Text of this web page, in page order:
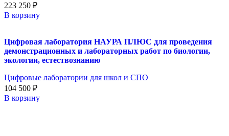
223 250 ₽
В корзину
Цифровая лаборатория НАУРА ПЛЮС для проведения
демонстрационных и лабораторных работ по биологии,
экологии, естествознанию
Цифровые лаборатории для школ и СПО
104 500 ₽
В корзину